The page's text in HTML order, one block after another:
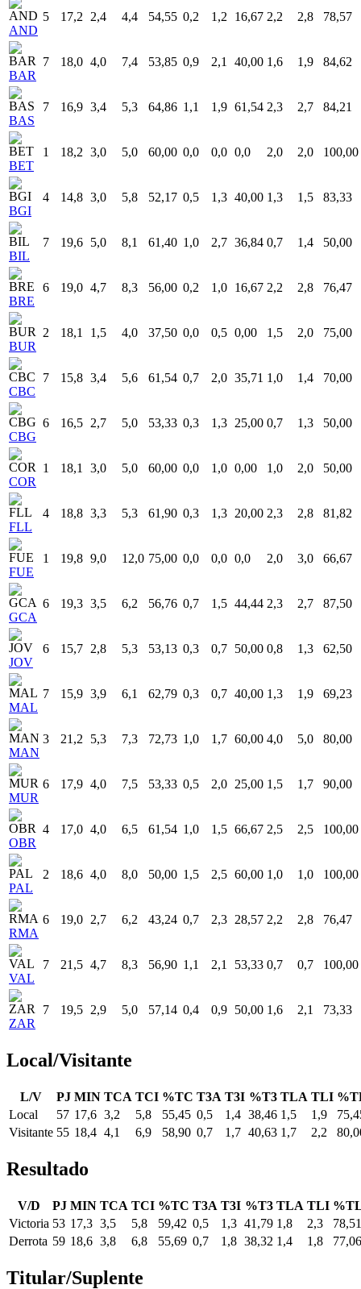
AND
5 17,2 2,4 4,4 54,55 0,2 1,2 16,67 2,2 2,8 78,57
BAR
7 18,0 4,0 7,4 53,85 0,9 2,1 40,00 1,6 1,9 84,62
BAS
7 16,9 3,4 5,3 64,86 1,1 1,9 61,54 2,3 2,7 84,21
BET
1 18,2 3,0 5,0 60,00 0,0 0,0 0,0 2,0 2,0 100,00
BGI
4 14,8 3,0 5,8 52,17 0,5 1,3 40,00 1,3 1,5 83,33
BIL
7 19,6 5,0 8,1 61,40 1,0 2,7 36,84 0,7 1,4 50,00
BRE
6 19,0 4,7 8,3 56,00 0,2 1,0 16,67 2,2 2,8 76,47
BUR
2 18,1 1,5 4,0 37,50 0,0 0,5 0,00 1,5 2,0 75,00
CBC
7 15,8 3,4 5,6 61,54 0,7 2,0 35,71 1,0 1,4 70,00
CBG
6 16,5 2,7 5,0 53,33 0,3 1,3 25,00 0,7 1,3 50,00
COR
1 18,1 3,0 5,0 60,00 0,0 1,0 0,00 1,0 2,0 50,00
FLL
4 18,8 3,3 5,3 61,90 0,3 1,3 20,00 2,3 2,8 81,82
FUE
1 19,8 9,0 12,0 75,00 0,0 0,0 0,0 2,0 3,0 66,67
GCA
6 19,3 3,5 6,2 56,76 0,7 1,5 44,44 2,3 2,7 87,50
JOV
6 15,7 2,8 5,3 53,13 0,3 0,7 50,00 0,8 1,3 62,50
MAL
7 15,9 3,9 6,1 62,79 0,3 0,7 40,00 1,3 1,9 69,23
MAN
3 21,2 5,3 7,3 72,73 1,0 1,7 60,00 4,0 5,0 80,00
MUR
6 17,9 4,0 7,5 53,33 0,5 2,0 25,00 1,5 1,7 90,00
OBR
4 17,0 4,0 6,5 61,54 1,0 1,5 66,67 2,5 2,5 100,00
PAL
2 18,6 4,0 8,0 50,00 1,5 2,5 60,00 1,0 1,0 100,00
RMA
6 19,0 2,7 6,2 43,24 0,7 2,3 28,57 2,2 2,8 76,47
VAL
7 21,5 4,7 8,3 56,90 1,1 2,1 53,33 0,7 0,7 100,00
ZAR
7 19,5 2,9 5,0 57,14 0,4 0,9 50,00 1,6 2,1 73,33
Local/Visitante
L/V PJ MIN TCA TCI %TC T3A T3I %T3 TLA TLI
Local
57 17,6 3,2 5,8 55,45 0,5 1,4 38,46 1,5 1,9
Visitante 55 18,4 4,1 6,9 58,90 0,7 1,7 40,63 1,7 2,2
Resultado
V/D PJ MIN TCA TCI %TC T3A T3I %T3 TLA TLI
Victoria 53 17,3 3,5 5,8 59,42 0,5 1,3 41,79 1,8 2,3
78,51
Derrota 59 18,6 3,8 6,8 55,69 0,7 1,8 38,32 1,4 1,8 77,06
Titular/Suplente